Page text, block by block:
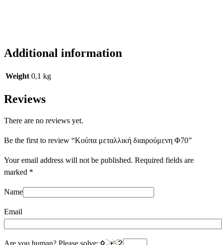
Additional information
Weight 0,1 kg
Reviews
There are no reviews yet.
Be the first to review “Κούπα μεταλλική διαιρούμενη Φ70”
Your email address will not be published. Required fields are
marked *
Name
Email